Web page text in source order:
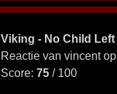
Viking - No Child
Reactie van vincent
Score: 75/ 100